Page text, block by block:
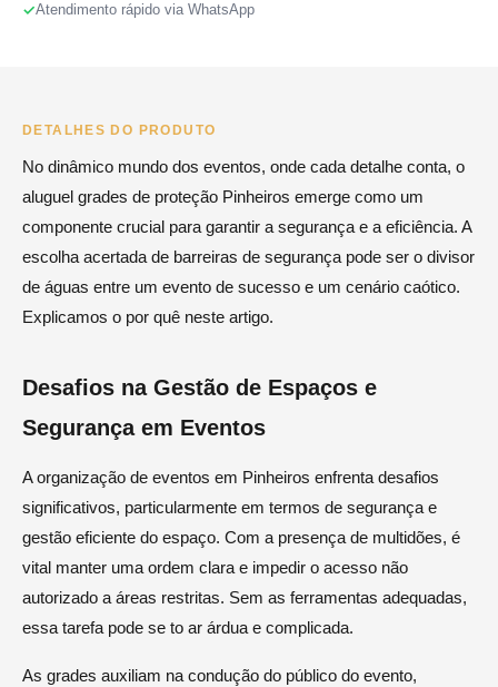
Atendimento rápido via WhatsApp
DETALHES DO PRODUTO
No dinâmico mundo dos eventos, onde cada detalhe conta, o
aluguel grades de proteção Pinheiros emerge como um
componente crucial para garantir a segurança e a eficiência. A
escolha acertada de barreiras de segurança pode ser o divisor
de águas entre um evento de sucesso e um cenário caótico.
Explicamos o por quê neste artigo.
Desafios na Gestão de Espaços e
Segurança em Eventos
A organização de eventos em Pinheiros enfrenta desafios
significativos, particularmente em termos de segurança e
gestão eficiente do espaço. Com a presença de multidões, é
vital manter uma ordem clara e impedir o acesso não
autorizado a áreas restritas. Sem as ferramentas adequadas,
essa tarefa pode se to ar árdua e complicada.
As grades auxiliam na condução do público do evento,